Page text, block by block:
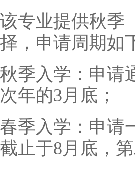
该专业提供秋季
择，申请周期如
秋季入学：申请
次年的3月底；
春季入学：申
截止于8月底，